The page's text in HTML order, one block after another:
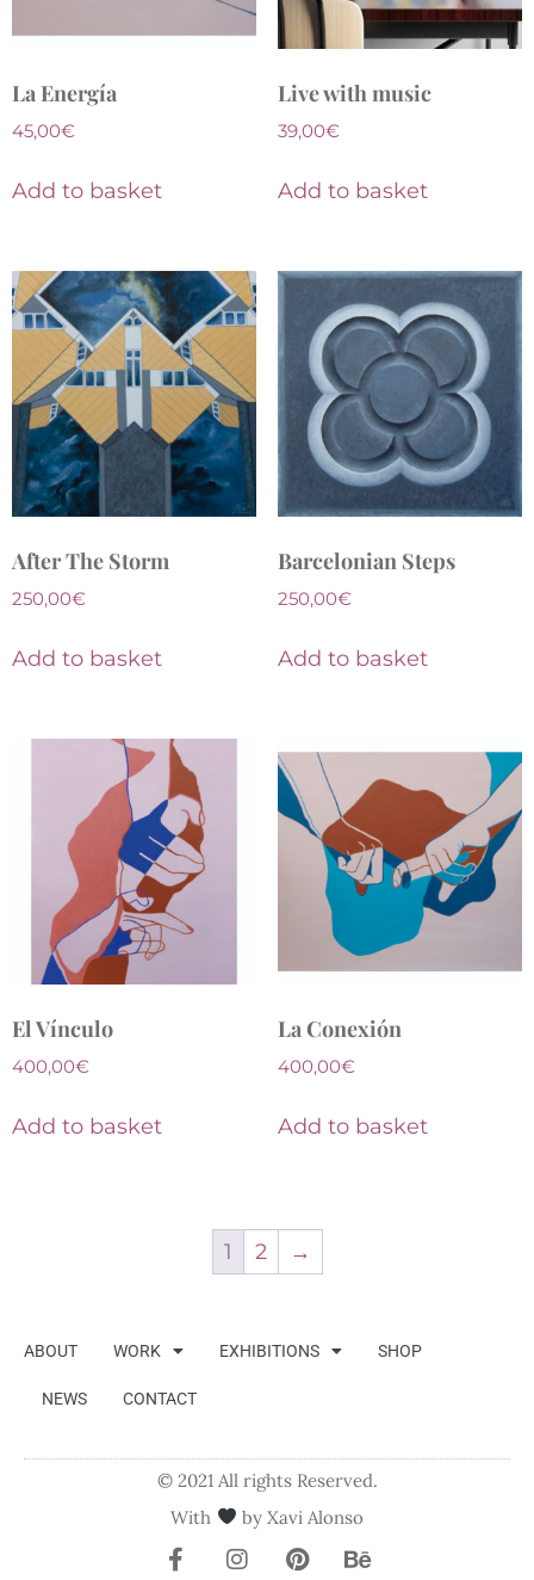
La Energía
45,00€
Add to basket
Live with music
39,00€
Add to basket
After The Storm
250,00€
Add to basket
Barcelonian Steps
250,00€
Add to basket
El Vínculo
400,00€
Add to basket
La Conexión
400,00€
Add to basket
1 2 →
ABOUT WORK EXHIBITIONS SHOP
NEWS CONTACT
© 2021 All rights Reserved.
With
by Xavi Alonso